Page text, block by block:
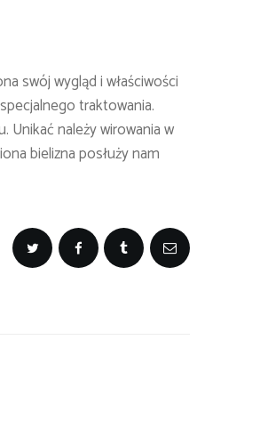
swój wygląd i właściwości
traktowania.
Unikać należy wirowania w
bielizna posłuży nam